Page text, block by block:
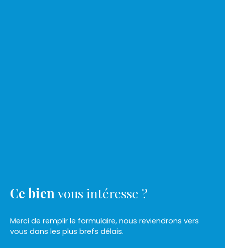
Ce bien vous intéresse ?
Merci de remplir le formulaire, nous reviendrons vers
vous dans les plus brefs délais.